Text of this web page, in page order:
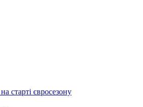
старті євросезону